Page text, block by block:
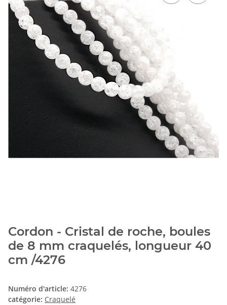
Cordon - Cristal de roche, boules
de 8 mm craquelés, longueur 40
cm /4276
Numéro d'article: 4276
catégorie: Craquelé